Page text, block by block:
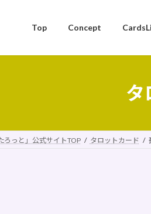
Top Concept
タ
ろっと」公式サイトTOP タロットカード